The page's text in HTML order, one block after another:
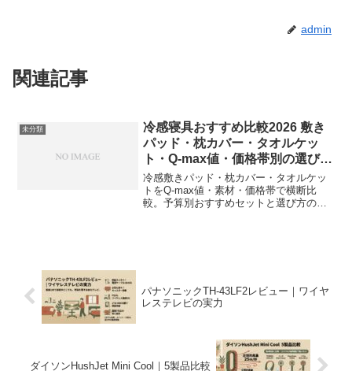
admin
関連記事
未分類
冷感寝具おすすめ比較2026 敷き
パッド・枕カバー・タオルケッ
ト・Q-max値・価格帯別の選び方
など
冷感敷きパッド・枕カバー・タオルケッ
トをQ-max値・素材・価格帯で横断比
較。予算別おすすめセットと選び方のコ
パナソニックTH-43LF2レビュー｜ワイヤ
レステレビの実力
ダイソンHushJet Mini Cool｜5製品比較